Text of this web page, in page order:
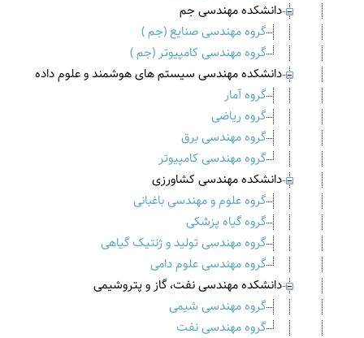
دانشکده مهندسی جم
گروه مهندسی صنایع (جم )
گروه مهندسی کامپیوتر (جم )
دانشکده مهندسی سیستم های هوشمند و علوم داده
گروه آمار
گروه ریاضی
گروه مهندسی برق
گروه مهندسی کامپیوتر
دانشکده مهندسی کشاورزی
گروه علوم و مهندسی باغبانی
گروه گیاه پزشکی
گروه مهندسی تولید و ژنتیک گیاهی
گروه مهندسی علوم دامی
دانشکده مهندسی نفت، گاز و پتروشیمی
گروه مهندسی شیمی
گروه مهندسی نفت